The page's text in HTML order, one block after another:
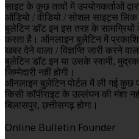
साइट के कुछ तत्वों में उपयोगकर्ताओं
ऑडियो / वीडियो / सोशल साइट्स
बुलेटिन डॉट इन इस तरह के सामग्रियों
करता है। ऑनलाइन बुलेटिन में
खबर देने वाला / विज्ञप्ति जारी करने
बुलेटिन डॉट इन या उसके स्वामी,
जिम्मेदारी नहीं होगी।
ऑनलाइन बुलेटिन पोर्टल में ली गई कुछ
किसी कॉपीराइट के उल्लंघन की मंशा
बिलासपुर, छत्तीसगढ़ होगा।
Online Bulletin Founder